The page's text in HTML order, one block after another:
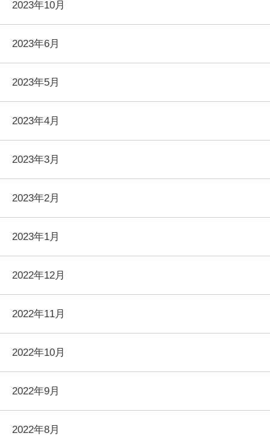
2023年10月
2023年6月
2023年5月
2023年4月
2023年3月
2023年2月
2023年1月
2022年12月
2022年11月
2022年10月
2022年9月
2022年8月